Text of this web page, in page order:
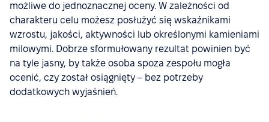
możliwe do jednoznacznej oceny. W zależności od
charakteru celu możesz posłużyć się wskaźnikami
wzrostu, jakości, aktywności lub określonymi kamieniami
milowymi. Dobrze sformułowany rezultat powinien być
na tyle jasny, by także osoba spoza zespołu mogła
ocenić, czy został osiągnięty – bez potrzeby
dodatkowych wyjaśnień.